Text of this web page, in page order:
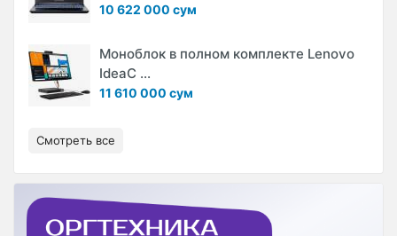
10 622 000 сум
Моноблок в полном комплекте Lenovo
IdeaC ...
11 610 000 сум
Смотреть все